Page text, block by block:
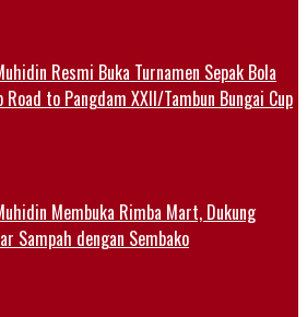
Resmi Buka Turnamen Sepak Bola
Road to Pangdam XXII/Tambun Bungai Cup
Membuka Rimba Mart, Dukung
Sampah dengan Sembako